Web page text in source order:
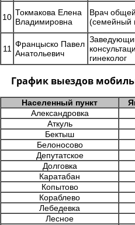
10 Токмакова Елена
Владимировна
Врач
(семейный
11 Францыско Павел
Анатольевич
гинеколог
График выездов
Населенный пункт
Александровка
Аткуль
Бектыш
Белоносово
Депутатское
Долговка
Каратабан
Копытово
Кораблево
Лебедевка
Лесное